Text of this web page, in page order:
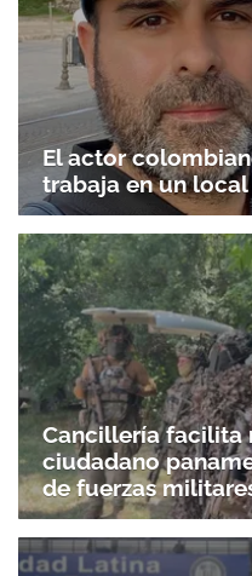
El actor
trabaja en un
Cancillería facilita
ciudadano
de fuerzas